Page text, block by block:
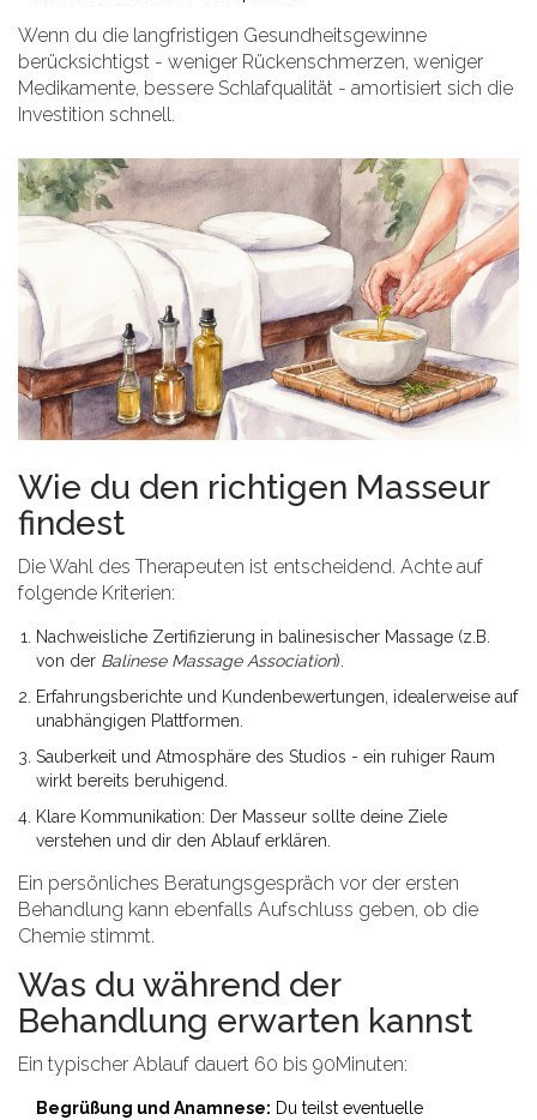
Wenn du die langfristigen Gesundheitsgewinne
berücksichtigst - weniger Rückenschmerzen, weniger
Medikamente, bessere Schlafqualität - amortisiert sich die
Investition schnell.
Wie du den richtigen Masseur
findest
Die Wahl des Therapeuten ist entscheidend. Achte auf
folgende Kriterien:
Nachweisliche Zertifizierung in balinesischer Massage (z.B.
von der Balinese Massage Association).
Erfahrungsberichte und Kundenbewertungen, idealerweise auf
unabhängigen Plattformen.
Sauberkeit und Atmosphäre des Studios - ein ruhiger Raum
wirkt bereits beruhigend.
Klare Kommunikation: Der Masseur sollte deine Ziele
verstehen und dir den Ablauf erklären.
Ein persönliches Beratungsgespräch vor der ersten
Behandlung kann ebenfalls Aufschluss geben, ob die
Chemie stimmt.
Was du während der
Behandlung erwarten kannst
Ein typischer Ablauf dauert 60 bis 90Minuten:
Begrüßung und Anamnese: Du teilst eventuelle